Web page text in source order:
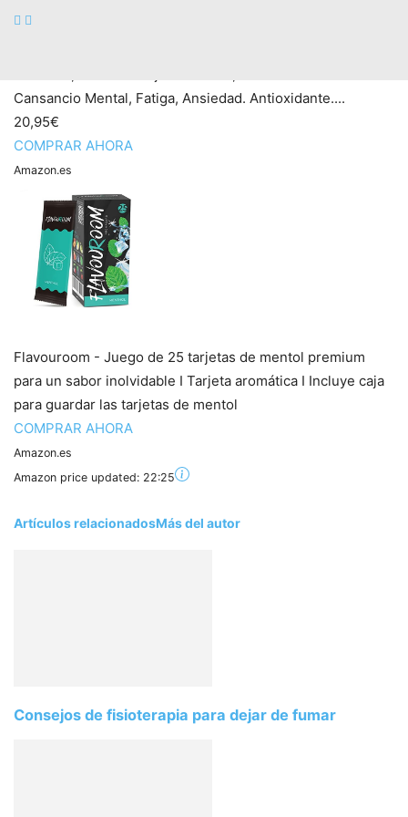
Cansancio Mental, Fatiga, Ansiedad. Antioxidante....
20,95€
COMPRAR AHORA
Amazon.es
Flavouroom - Juego de 25 tarjetas de mentol premium
para un sabor inolvidable I Tarjeta aromática I Incluye caja
para guardar las tarjetas de mentol
COMPRAR AHORA
Amazon.es
Amazon price updated: 22:25
Artículos relacionadosMás del autor
Consejos de fisioterapia para dejar de fumar